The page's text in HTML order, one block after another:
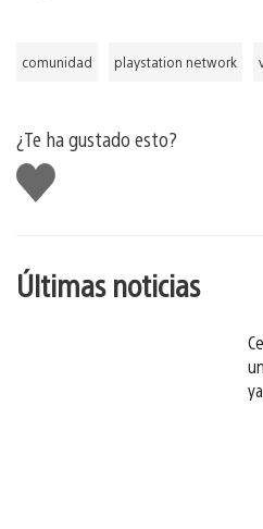
comunidad playstation network
¿Te ha gustado esto?
Me
gusta
Últimas noticias